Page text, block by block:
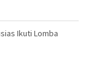
Ikuti Lomba